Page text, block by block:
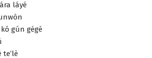
láyé
gún gégé